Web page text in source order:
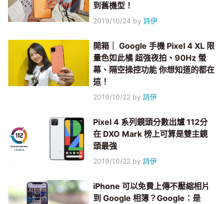
到舊機型！
2019/10/24 by詩伊
開箱｜ Google 手機 Pixel 4 XL 限
量色如此橘 超強夜拍、90Hz 螢
幕、隔空操控功能 你想知道的都在
這！
2019/10/22 by詩伊
Pixel 4 系列鏡頭分數出爐 112分
在 DXO Mark 榜上可算是雙主鏡
頭最強
2019/10/22 by詩伊
iPhone 可以免費上傳不壓縮相片
到 Google 相簿？Google：是